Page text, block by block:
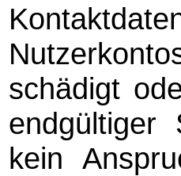
schädigt
endgültiger
kein